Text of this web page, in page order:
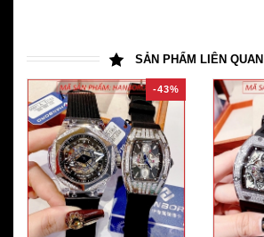
SẢN PHẨM LIÊN QUAN
-43%